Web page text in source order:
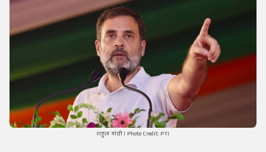
राहुल गांधी । Photo Credit: PTI